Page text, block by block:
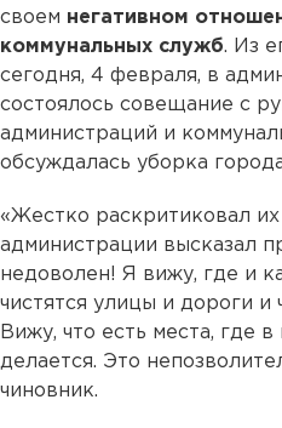
своем негативном
коммунальных служб. Из
сегодня, 4 февраля, в
состоялось совещание с
администраций и
обсуждалась уборка
«Жестко раскритиковал их
администрации высказал
недоволен! Я вижу, где и
чистятся улицы и дороги и
Вижу, что есть места, где
делается. Это
чиновник.